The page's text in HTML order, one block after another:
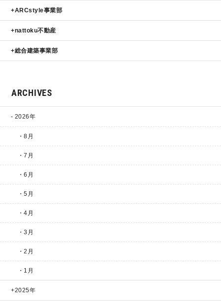
ARCstyle事業部
nattoku不動産
総合建築事業部
ARCHIVES
2026年
・8月
・7月
・6月
・5月
・4月
・3月
・2月
・1月
2025年